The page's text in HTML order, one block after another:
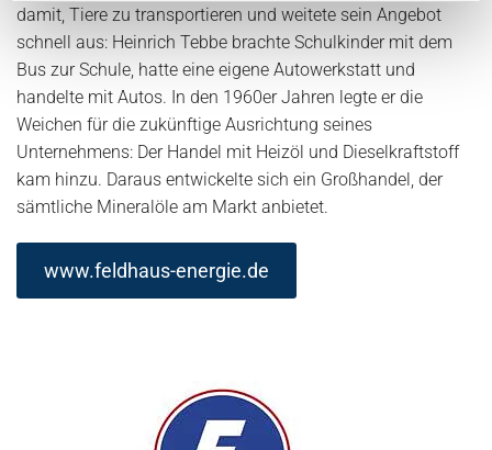
damit, Tiere zu transportieren und weitete sein Angebot
schnell aus: Heinrich Tebbe brachte Schulkinder mit dem
Bus zur Schule, hatte eine eigene Autowerkstatt und
handelte mit Autos. In den 1960er Jahren legte er die
Weichen für die zukünftige Ausrichtung seines
Unternehmens: Der Handel mit Heizöl und Dieselkraftstoff
kam hinzu. Daraus entwickelte sich ein Großhandel, der
sämtliche Mineralöle am Markt anbietet.
www.feldhaus-energie.de